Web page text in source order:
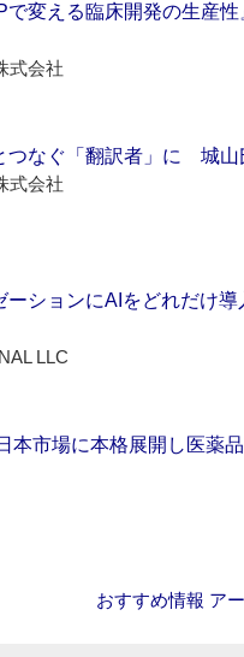
で変える臨床開発の生産
式会社
つなぐ「翻訳者」に 城山
式会社
ションにAIをどれだけ
LLC
本市場に本格展開し医薬
おすすめ情報 ア